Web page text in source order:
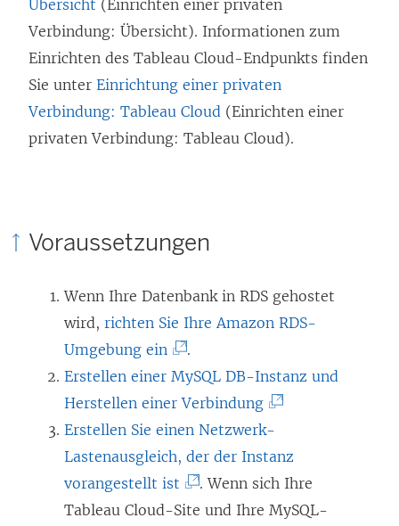
Übersicht (Einrichten einer privaten
Verbindung: Übersicht). Informationen zum
Einrichten des Tableau Cloud-Endpunkts finden
Sie unter Einrichtung einer privaten
Verbindung: Tableau Cloud (Einrichten einer
privaten Verbindung: Tableau Cloud).
Voraussetzungen
Wenn Ihre Datenbank in RDS gehostet
wird, richten Sie Ihre Amazon RDS-
Umgebung ein
L
i
n
k
w
i
.
Erstellen einer MySQL DB-Instanz und
Herstellen einer Verbindung(
L
i
n
k
Erstellen Sie einen Netzwerk-
Lastenausgleich, der der Instanz
vorangestellt ist
L
. Wenn sich Ihre
Tableau Cloud-Site und Ihre MySQL-